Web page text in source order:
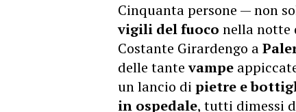
Cinquanta persone — non
vigili del fuoco nella notte
Costante Girardengo a
delle tantevampe
un lancio di pietre e
in ospedale, tutti dimessi